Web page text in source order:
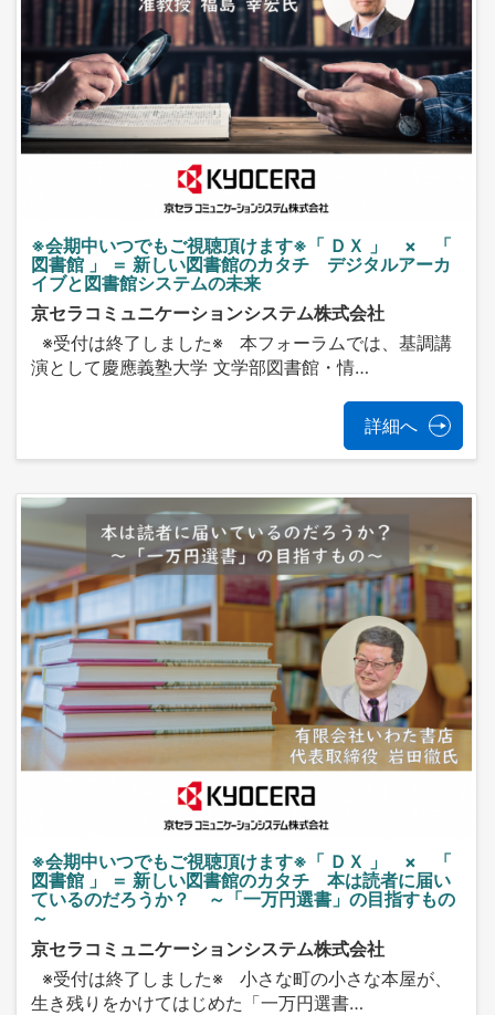
※会期中いつでもご視聴頂けます※「 ＤＸ 」 × 「
図書館 」 ＝ 新しい図書館のカタチ デジタルアーカ
イブと図書館システムの未来
京セラコミュニケーションシステム株式会社
※受付は終了しました※ 本フォーラムでは、基調講
演として慶應義塾大学 文学部図書館・情…
詳細へ
※会期中いつでもご視聴頂けます※「 ＤＸ 」 × 「
図書館 」 ＝ 新しい図書館のカタチ 本は読者に届い
ているのだろうか？ ～「一万円選書」の目指すもの
～
京セラコミュニケーションシステム株式会社
※受付は終了しました※ 小さな町の小さな本屋が、
生き残りをかけてはじめた「一万円選書…